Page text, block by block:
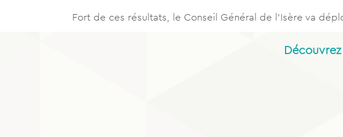
Fort de ces résultats, le Conseil Général de l’Isère va